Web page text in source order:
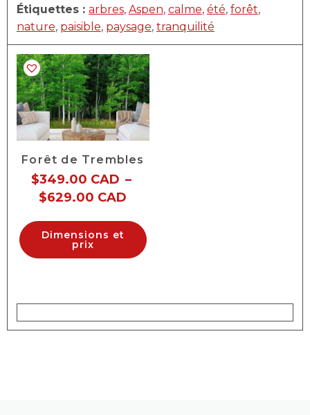
Étiquettes : arbres, Aspen, calme, été, forêt,
nature, paisible, paysage, tranquilité
Forêt de Trembles
$349.00 CAD –
$629.00 CAD
Dimensions et
prix